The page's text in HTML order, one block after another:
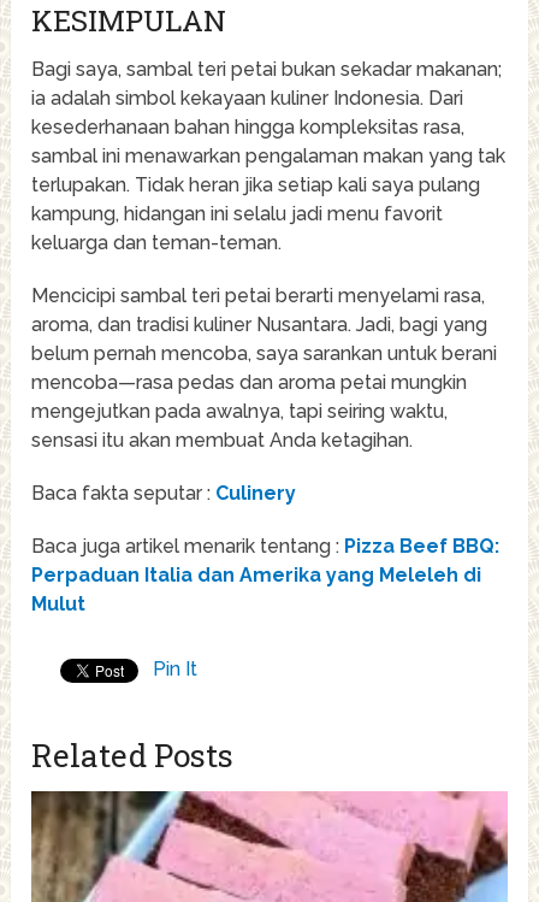
KESIMPULAN
Bagi saya, sambal teri petai bukan sekadar makanan;
ia adalah simbol kekayaan kuliner Indonesia. Dari
kesederhanaan bahan hingga kompleksitas rasa,
sambal ini menawarkan pengalaman makan yang tak
terlupakan. Tidak heran jika setiap kali saya pulang
kampung, hidangan ini selalu jadi menu favorit
keluarga dan teman-teman.
Mencicipi sambal teri petai berarti menyelami rasa,
aroma, dan tradisi kuliner Nusantara. Jadi, bagi yang
belum pernah mencoba, saya sarankan untuk berani
mencoba—rasa pedas dan aroma petai mungkin
mengejutkan pada awalnya, tapi seiring waktu,
sensasi itu akan membuat Anda ketagihan.
Baca fakta seputar : Culinery
Baca juga artikel menarik tentang : Pizza Beef BBQ:
Perpaduan Italia dan Amerika yang Meleleh di
Mulut
Pin It
Related Posts